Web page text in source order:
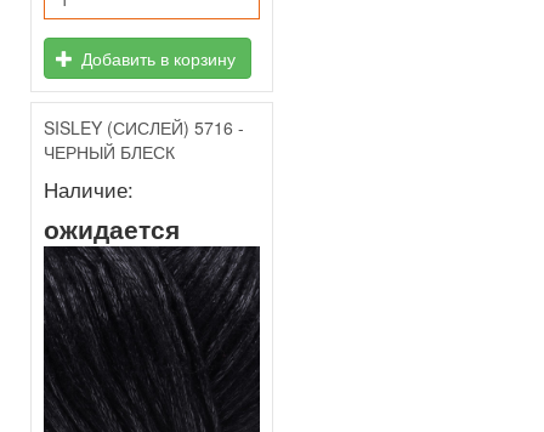
Добавить в корзину
SISLEY (СИСЛЕЙ) 5716 -
ЧЕРНЫЙ БЛЕСК
Наличие:
ожидается